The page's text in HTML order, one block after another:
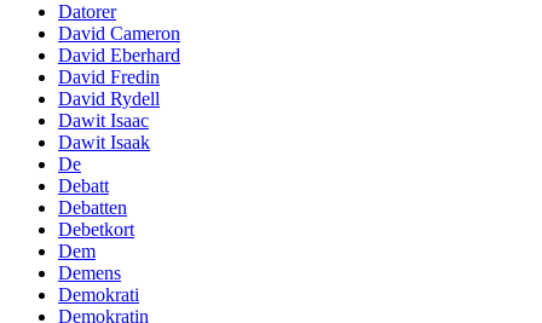
Datorer
David Cameron
David Eberhard
David Fredin
David Rydell
Dawit Isaac
Dawit Isaak
De
Debatt
Debatten
Debetkort
Dem
Demens
Demokrati
Demokratin